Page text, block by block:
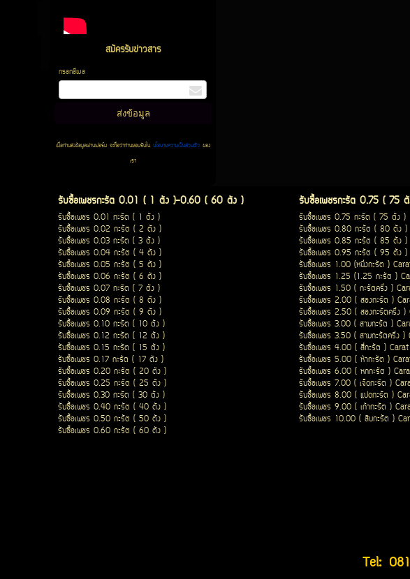
สมัครรับข่าวสาร
กรอกอีเมล
เมื่อท่านส่งข้อมูลผ่านฟอร์ม จะถือว่าท่านยอมรับในนโยบายความเป็นส่วนตัวของ
เรา
รับซื้อเพชรกะรัต 0.01 ( 1 ตัง )-0.60 ( 60 ตัง )
รับซื้อเพชร 0.01 กะรัต ( 1 ตัง )
รับซื้อเพชร 0.02 กะรัต ( 2 ตัง )
รับซื้อเพชร 0.03 กะรัต ( 3 ตัง )
รับซื้อเพชร 0.04 กะรัต ( 4 ตัง )
รับซื้อเพชร 0.05 กะรัต ( 5 ตัง )
รับซื้อเพชร 0.06 กะรัต ( 6 ตัง )
รับซื้อเพชร 0.07 กะรัต ( 7 ตัง )
รับซื้อเพชร 0.08 กะรัต ( 8 ตัง )
รับซื้อเพชร 0.09 กะรัต ( 9 ตัง )
รับซื้อเพชร 0.10 กะรัต ( 10 ตัง )
รับซื้อเพชร 0.12 กะรัต ( 12 ตัง )
รับซื้อเพชร 0.15 กะรัต ( 15 ตัง )
รับซื้อเพชร 0.17 กะรัต ( 17 ตัง )
รับซื้อเพชร 0.20 กะรัต ( 20 ตัง )
รับซื้อเพชร 0.25 กะรัต ( 25 ตัง )
รับซื้อเพชร 0.30 กะรัต ( 30 ตัง )
รับซื้อเพชร 0.40 กะรัต ( 40 ตัง )
รับซื้อเพชร 0.50 กะรัต ( 50 ตัง )
รับซื้อเพชร 0.60 กะรัต ( 60 ตัง )
รับซื้อเพชรกะรัต 0.75 ( 75
รับซื้อเพชร 0.75 กะรัต ( 75 ตัง )
รับซื้อเพชร 0.80 กะรัต ( 80 ตัง )
รับซื้อเพชร 0.85 กะรัต ( 85 ตัง )
รับซื้อเพชร 0.95 กะรัต ( 95 ตัง )
รับซื้อเพชร 1.00 (หนึ่งกะรัต )
รับซื้อเพชร 1.25 (1.25 กะรัต )
รับซื้อเพชร 1.50 ( กะรัตครึ่ง )
รับซื้อเพชร 2.00 ( สองกะรัต )
รับซื้อเพชร 2.50 ( สองกะรัตครึ่ง )
รับซื้อเพชร 3.00 ( สามกะรัต )
รับซื้อเพชร 3.50 ( สามกะรัตครึ่ง )
รับซื้อเพชร 4.00 ( สี่กะรัต ) Carat
รับซื้อเพชร 5.00 ( ห้ากะรัต )
รับซื้อเพชร 6.00 ( หกกะรัต )
รับซื้อเพชร 7.00 ( เจ็ดกะรัต )
รับซื้อเพชร 8.00 ( แปดกะรัต )
รับซื้อเพชร 9.00 ( เก้ากะรัต )
รับซื้อเพชร 10.00 ( สิบกะรัต )
Tel: